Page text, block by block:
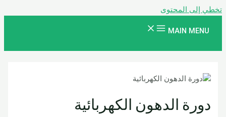
تخطي إلى المحتوى
MAIN MENU
دورة الدهون الكهربائية